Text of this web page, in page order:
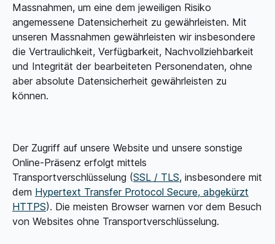
Massnahmen, um eine dem jeweiligen Risiko
angemessene Datensicherheit zu gewährleisten. Mit
unseren Massnahmen gewährleisten wir insbesondere
die Vertraulichkeit, Verfügbarkeit, Nachvollziehbarkeit
und Integrität der bearbeiteten Personendaten, ohne
aber absolute Datensicherheit gewährleisten zu
können.
Der Zugriff auf unsere Website und unsere sonstige
Online-Präsenz erfolgt mittels
Transportverschlüsselung (SSL / TLS, insbesondere mit
dem Hypertext Transfer Protocol Secure, abgekürzt
HTTPS). Die meisten Browser warnen vor dem Besuch
von Websites ohne Transportverschlüsselung.